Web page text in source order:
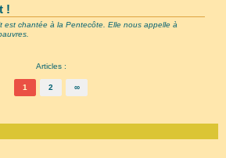
!
est chantée à la Pentecôte. Elle nous appelle à
Articles :
1 2 ∞